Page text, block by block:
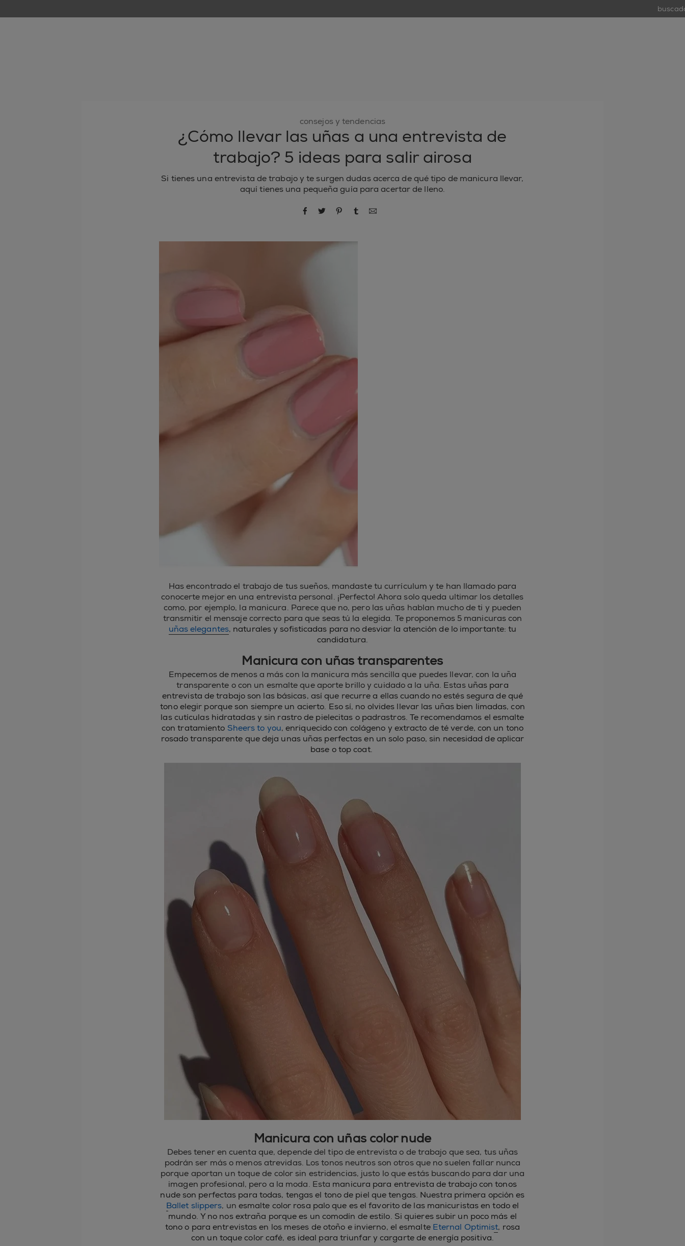
buscador
consejos y tendencias
¿Cómo llevar las uñas a una entrevista de
trabajo? 5 ideas para salir airosa
Si tienes una entrevista de trabajo y te surgen dudas acerca de qué tipo de manicura llevar,
aquí tienes una pequeña guía para acertar de lleno.
compartir por Facebook
compartir por Twitter
compartir por Pinterest
compartir por Tumblr
compartir por correo electrónico
Has encontrado el trabajo de tus sueños, mandaste tu currículum y te han llamado para
conocerte mejor en una entrevista personal. ¡Perfecto! Ahora solo queda ultimar los detalles
como, por ejemplo, la manicura. Parece que no, pero las uñas hablan mucho de ti y pueden
transmitir el mensaje correcto para que seas tú la elegida. Te proponemos 5 manicuras con
uñas elegantes, naturales y sofisticadas para no desviar la atención de lo importante: tu
candidatura.
Manicura con uñas transparentes
Empecemos de menos a más con la manicura más sencilla que puedes llevar, con la uña
transparente o con un esmalte que aporte brillo y cuidado a la uña. Estas uñas para
entrevista de trabajo son las básicas, así que recurre a ellas cuando no estés segura de qué
tono elegir porque son siempre un acierto. Eso sí, no olvides llevar las uñas bien limadas, con
las cutículas hidratadas y sin rastro de pielecitas o padrastros. Te recomendamos el esmalte
con tratamiento Sheers to you, enriquecido con colágeno y extracto de té verde, con un tono
rosado transparente que deja unas uñas perfectas en un solo paso, sin necesidad de aplicar
base o top coat.
Manicura con uñas color nude
Debes tener en cuenta que, depende del tipo de entrevista o de trabajo que sea, tus uñas
podrán ser más o menos atrevidas. Los tonos neutros son otros que no suelen fallar nunca
porque aportan un toque de color sin estridencias, justo lo que estás buscando para dar una
imagen profesional, pero a la moda. Esta manicura para entrevista de trabajo con tonos
nude son perfectas para todas, tengas el tono de piel que tengas. Nuestra primera opción es
Ballet slippers, un esmalte color rosa palo que es el favorito de las manicuristas en todo el
mundo. Y no nos extraña porque es un comodín de estilo. Si quieres subir un poco más el
tono o para entrevistas en los meses de otoño e invierno, el esmalte Eternal Optimist, rosa
con un toque color café, es ideal para triunfar y cargarte de energía positiva.